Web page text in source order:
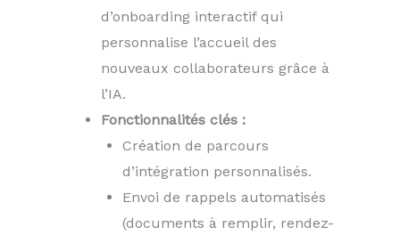
d’onboarding interactif qui
personnalise l’accueil des
nouveaux collaborateurs grâce à
l’IA.
Fonctionnalités clés :
Création de parcours
d’intégration personnalisés.
Envoi de rappels automatisés
(documents à remplir, rendez-